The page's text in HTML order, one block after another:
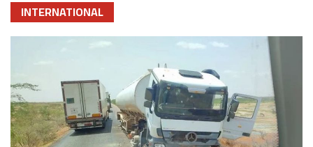
INTERNATIONAL